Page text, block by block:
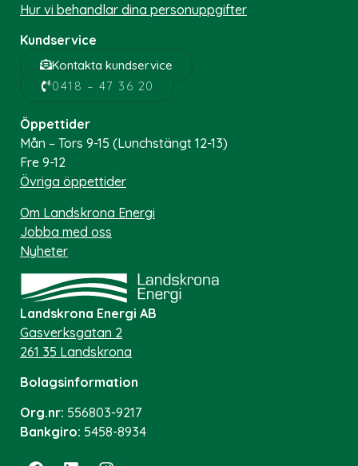
Hur vi behandlar dina personuppgifter
Kundservice
Kontakta kundservice
0418 – 47 36 20
Öppettider
Mån – Tors 9-15 (Lunchstängt 12-13)
Fre 9-12
Övriga öppettider
Om Landskrona Energi
Jobba med oss
Nyheter
Landskrona Energi AB
Gasverksgatan 2
261 35 Landskrona
Bolagsinformation
Org.nr: 556803-9217
Bankgiro: 5458-8934